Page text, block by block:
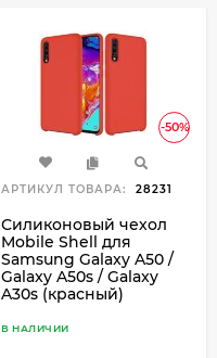
-50%
АРТИКУЛ ТОВАРА: 28231
Силиконовый чехол
Mobile Shell для
Samsung Galaxy A50 /
Galaxy A50s / Galaxy
A30s (красный)
В НАЛИЧИИ